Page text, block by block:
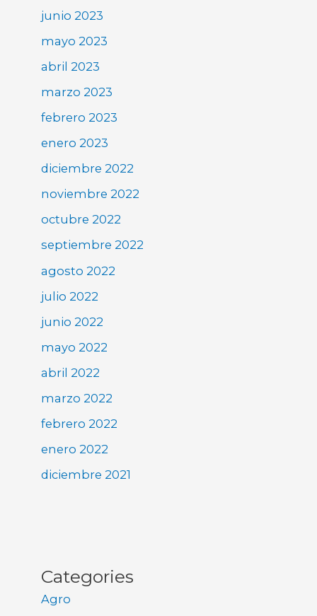
junio 2023
mayo 2023
abril 2023
marzo 2023
febrero 2023
enero 2023
diciembre 2022
noviembre 2022
octubre 2022
septiembre 2022
agosto 2022
julio 2022
junio 2022
mayo 2022
abril 2022
marzo 2022
febrero 2022
enero 2022
diciembre 2021
Categories
Agro